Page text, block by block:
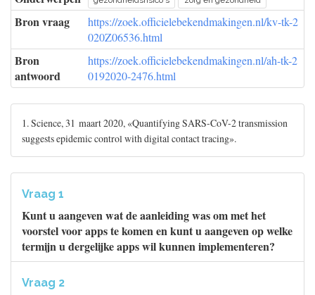
Bron vraag
https://zoek.officielebekendmakingen.nl/kv-tk-2
020Z06536.html
Bron
antwoord
https://zoek.officielebekendmakingen.nl/ah-tk-2
0192020-2476.html
1. Science, 31 maart 2020, «Quantifying SARS-CoV-2 transmission
suggests epidemic control with digital contact tracing».
Vraag 1
Kunt u aangeven wat de aanleiding was om met het
voorstel voor apps te komen en kunt u aangeven op welke
termijn u dergelijke apps wil kunnen implementeren?
Vraag 2